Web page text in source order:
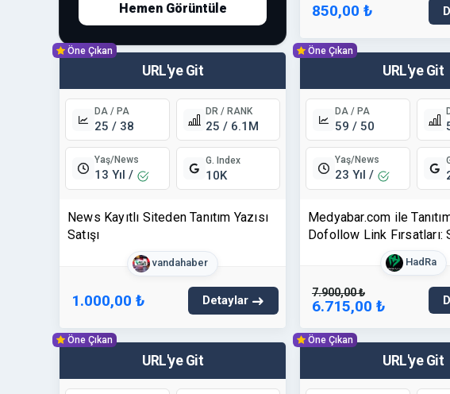
Hemen Görüntüle 850,00 ₺
Öne Çıkan
URL'ye Git
DA / PA
25 / 38
DR / RANK
25 / 6.1M
Yaş/News
13 Yıl /
G. Index
10K
News Kayıtlı Siteden Tanıtım Yazısı
Satışı
vandahaber
1.000,00 ₺ Detaylar
Öne Çıkan
URL'ye Git
DA / PA
59 / 50
Yaş/News
23 Yıl /
Medyabar.com ile
Dofollow Link Fırsatları:
Marka Gücünüzü Artırın!
HadRa
7.900,00 ₺
6.715,00 ₺
Öne Çıkan
URL'ye Git
Öne Çıkan
URL'ye Git